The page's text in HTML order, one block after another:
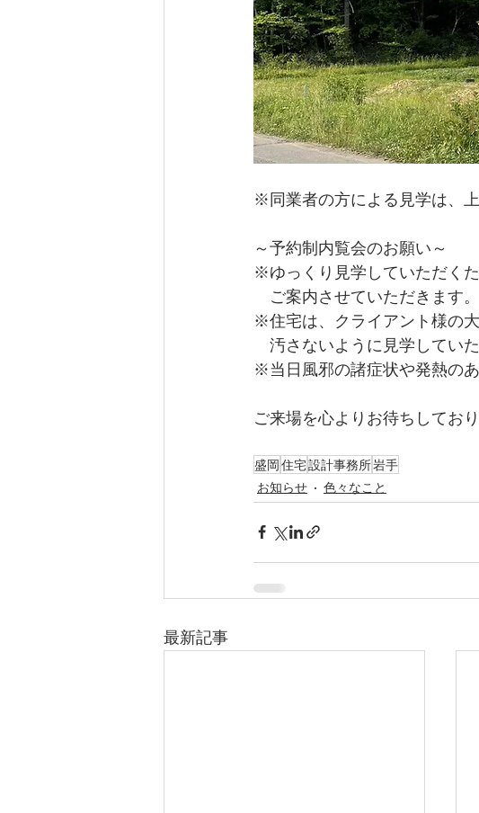
※同業者の方による見学は、
～予約制内覧会のお願い～
※ゆっくり見学していただく
ご案内させていただきます。
※住宅は、クライアント様の大
汚さないように見学してい
※当日風邪の諸症状や発熱の
ご来場を心よりお待ちしてお
盛岡住宅設計事務所岩手
お知らせ 色々なこと
最新記事